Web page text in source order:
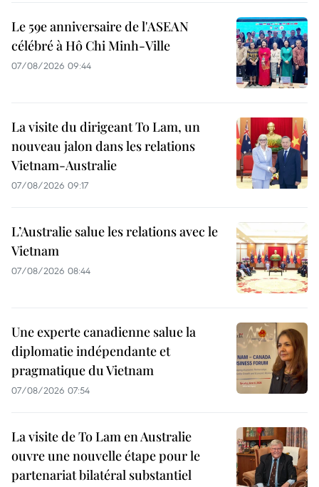
Le 59e anniversaire de l'ASEAN
célébré à Hô Chi Minh-Ville
07/08/2026 09:44
La visite du dirigeant To Lam, un
nouveau jalon dans les relations
Vietnam-Australie
07/08/2026 09:17
L’Australie salue les relations avec le
Vietnam
07/08/2026 08:44
Une experte canadienne salue la
diplomatie indépendante et
pragmatique du Vietnam
07/08/2026 07:54
La visite de To Lam en Australie
ouvre une nouvelle étape pour le
partenariat bilatéral substantiel